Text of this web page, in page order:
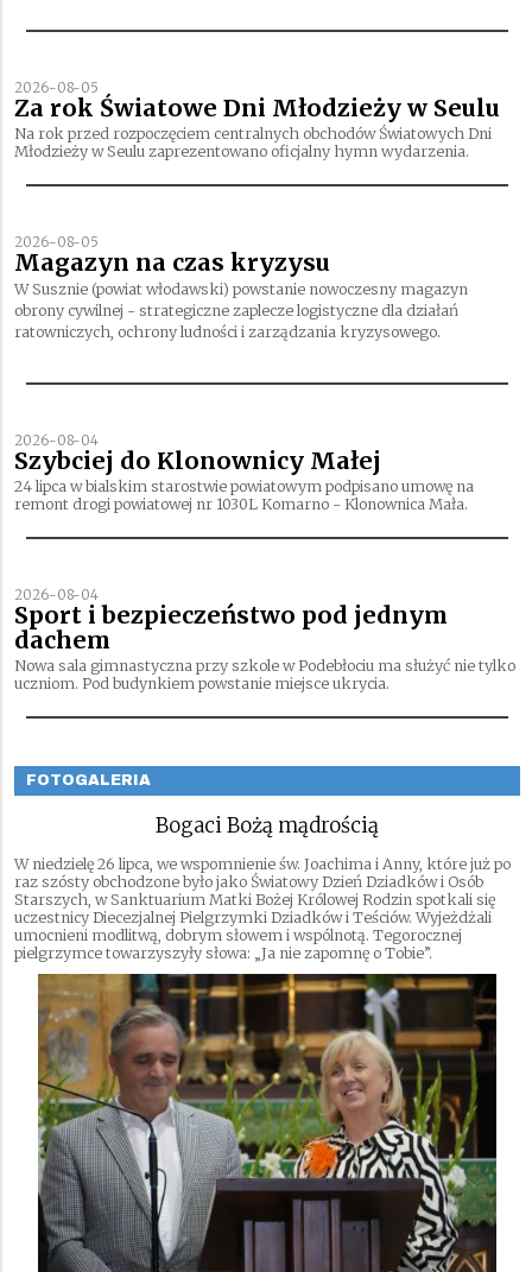
2026-08-05
Za rok Światowe Dni Młodzieży w Seulu
Na rok przed rozpoczęciem centralnych obchodów Światowych Dni
Młodzieży w Seulu zaprezentowano oficjalny hymn wydarzenia.
2026-08-05
Magazyn na czas kryzysu
W Susznie (powiat włodawski) powstanie nowoczesny magazyn
obrony cywilnej - strategiczne zaplecze logistyczne dla działań
ratowniczych, ochrony ludności i zarządzania kryzysowego.
2026-08-04
Szybciej do Klonownicy Małej
24 lipca w bialskim starostwie powiatowym podpisano umowę na
remont drogi powiatowej nr 1030L Komarno - Klonownica Mała.
2026-08-04
Sport i bezpieczeństwo pod jednym
dachem
Nowa sala gimnastyczna przy szkole w Podebłociu ma służyć nie tylko
uczniom. Pod budynkiem powstanie miejsce ukrycia.
FOTOGALERIA
Bogaci Bożą mądrością
W niedzielę 26 lipca, we wspomnienie św. Joachima i Anny, które już po
raz szósty obchodzone było jako Światowy Dzień Dziadków i Osób
Starszych, w Sanktuarium Matki Bożej Królowej Rodzin spotkali się
uczestnicy Diecezjalnej Pielgrzymki Dziadków i Teściów. Wyjeżdżali
umocnieni modlitwą, dobrym słowem i wspólnotą. Tegorocznej
pielgrzymce towarzyszyły słowa: „Ja nie zapomnę o Tobie”.